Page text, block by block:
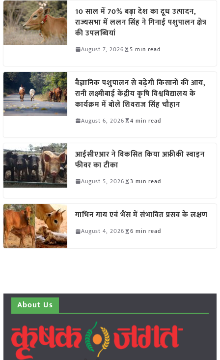
10 साल में 70% बढ़ा देश का दूध उत्पादन,
राज्यसभा में ललन सिंह ने गिनाईं पशुपालन क्षेत्र
की उपलब्धियां
August 7, 2026 5 min read
वैज्ञानिक पशुपालन से बढ़ेगी किसानों की आय,
रानी लक्ष्मीबाई केंद्रीय कृषि विश्वविद्यालय के
कार्यक्रम में बोले शिवराज सिंह चौहान
August 6, 2026 4 min read
आईसीएआर ने विकसित किया अफ्रीकी स्वाइन
फीवर का टीका
August 5, 2026 3 min read
गाभिन गाय एवं भैंस में संभावित प्रसव के लक्षण
August 4, 2026 6 min read
About Us